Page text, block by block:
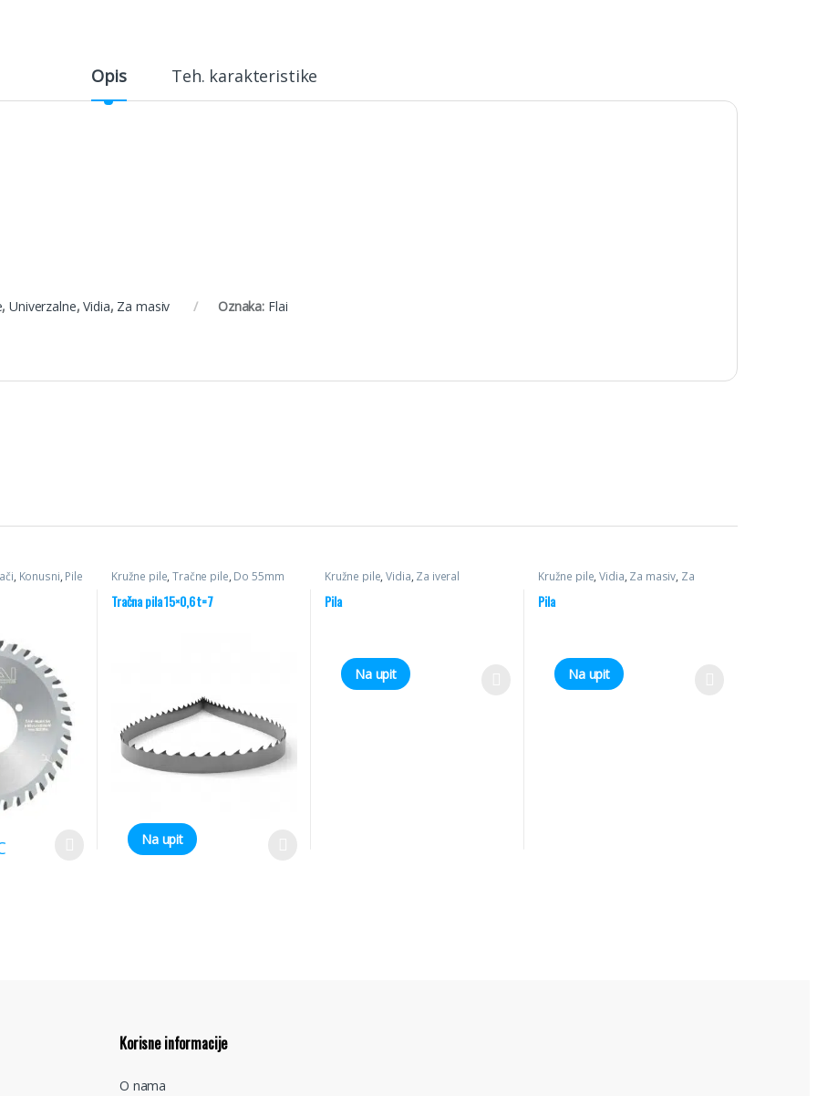
Opis Teh. karakteristike
,Univerzalne,Vidia, Za masiv Oznaka: Flai
, Konusni, Pile Kružne pile,Tračne pile, Do 55mm
Tračna pila 15×0,6 t=7
Na upit
Kružne pile,Vidia, Za iveral
Pila
Na upit
Kružne pile,Vidia, Za masiv, Za
višelisni
Pila
Na upit
Korisne informacije
O nama